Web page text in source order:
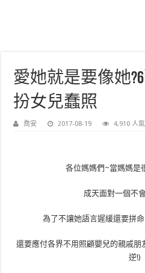
愛她就是要像她
扮女兒蠢照
喬安 2017-08-19 4,910 人氣
各位媽媽們~當媽媽是
成天面對一個不
為了不讓她語言遲緩還要拼
還要應付各界不用照顧嬰兒的親戚
逆!)